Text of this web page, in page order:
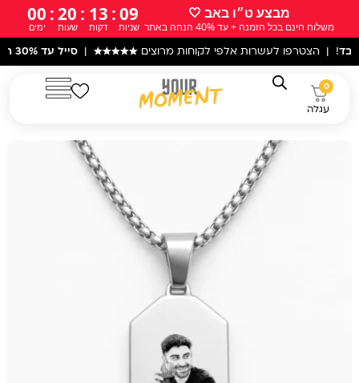
לתוכן
מבצע ט״ו באב 🤍
משלוח חינם בכל הזמנה + עד 40% הנחה באתר
07
שניות
:
13
דקות
:
20
שעות
:
00
ימים
לעשרות אלפי לקוחות מרוצים★★★★★
|סייל עד 30% הנחה
0
עגלה